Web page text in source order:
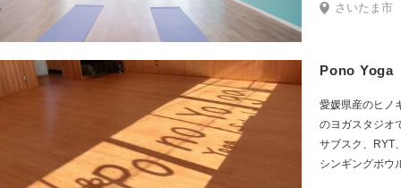
ンにご参加ください。 癒しの空間で、
さいたま市
Pono Yoga
愛媛県産のヒノ
のヨガスタジオです。 スタジオレッスン、オ
サブスク、RYT
シンギングボウ